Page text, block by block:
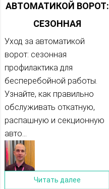
АВТОМАТИКОЙ ВОРОТ:
СЕЗОННАЯ
ПРОФИЛАКТИКА ДЛЯ
БЕСПЕРЕБОЙНОЙ
РАБОТЫ
Уход за автоматикой
ворот: сезонная
профилактика для
бесперебойной работы.
Узнайте, как правильно
обслуживать откатную,
распашную и секционную
авто...
Читать далее